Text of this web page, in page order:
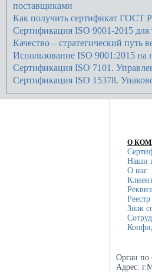
поставщиками
Как получить сертификат ГОСТ
Сертификация ISO 9001-2015 для
Качество – стратегический путь
Использование ISO 9001:2015 на
Сертификация ISO 7101.
Сертификация ISO 15378.
О
Наши
О нас
Знак
Орган по
Адрес: